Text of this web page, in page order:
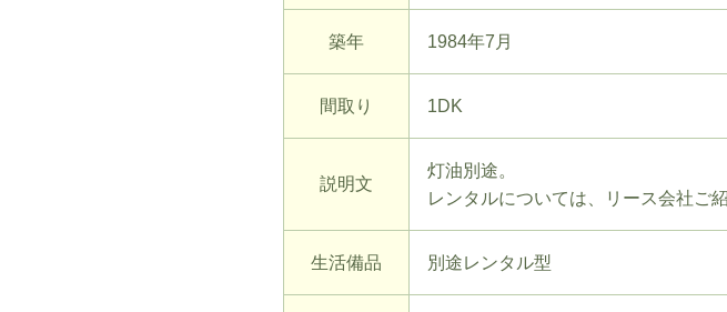
築年 1984年7月
間取り 1DK
説明文
灯油別途。
レンタルについては、リース会社ご
生活備品 別途レンタル型